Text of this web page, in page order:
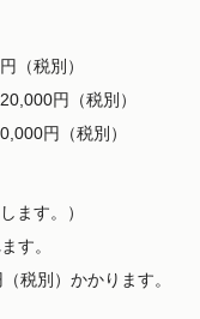
（税別）
円（税別）
円（税別）
ます。）
す。
税別）かかります。